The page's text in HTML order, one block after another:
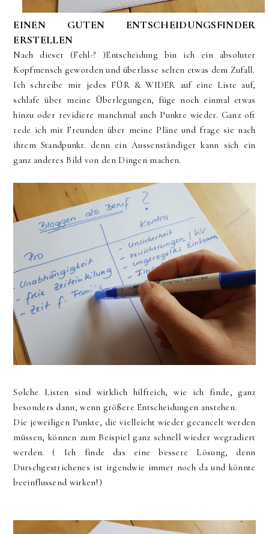
EINEN GUTEN ENTSCHEIDUNGSFINDER
ERSTELLEN
Nach dieser (Fehl-? )Entscheidung bin ich ein absoluter
Kopfmensch geworden und überlasse selten etwas dem Zufall.
Ich schreibe mir jedes FÜR & WIDER auf eine Liste auf,
schlafe über meine Überlegungen, füge noch einmal etwas
hinzu oder revidiere manchmal auch Punkte wieder. Ganz oft
rede ich mit Freunden über meine Pläne und frage sie nach
ihrem Standpunkt. denn ein Aussenständiger kann sich ein
ganz anderes Bild von den Dingen machen.
Solche Listen sind wirklich hilfreich, wie ich finde, ganz
besonders dann, wenn größere Entscheidungen anstehen.
Die jeweiligen Punkte, die vielleicht wieder gecancelt werden
müssen, können zum Beispiel ganz schnell wieder wegradiert
werden. ( Ich finde das eine bessere Lösung, denn
Durschgestrichenes ist irgendwie immer noch da und könnte
beeinflussend wirken!)